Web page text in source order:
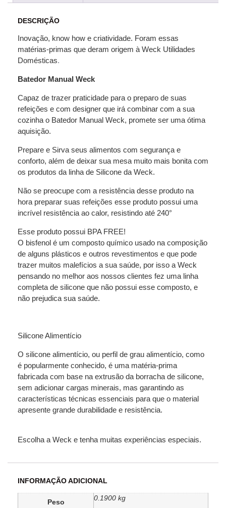
DESCRIÇÃO
Inovação, know how e criatividade. Foram essas
matérias-primas que deram origem à Weck Utilidades
Domésticas.
Batedor Manual Weck
Capaz de trazer praticidade para o preparo de suas
refeições e com designer que irá combinar com a sua
cozinha o Batedor Manual Weck, promete ser uma ótima
aquisição.
Prepare e Sirva seus alimentos com segurança e
conforto, além de deixar sua mesa muito mais bonita com
os produtos da linha de Silicone da Weck.
Não se preocupe com a resistência desse produto na
hora preparar suas refeições esse produto possui uma
incrível resistência ao calor, resistindo até 240°
Esse produto possui BPA FREE!
O bisfenol é um composto químico usado na composição
de alguns plásticos e outros revestimentos e que pode
trazer muitos malefícios a sua saúde, por isso a Weck
pensando no melhor aos nossos clientes fez uma linha
completa de silicone que não possui esse composto, e
não prejudica sua saúde.
Silicone Alimentício
O silicone alimentício, ou perfil de grau alimentício, como
é popularmente conhecido, é uma matéria-prima
fabricada com base na extrusão da borracha de silicone,
sem adicionar cargas minerais, mas garantindo as
características técnicas essenciais para que o material
apresente grande durabilidade e resistência.
Escolha a Weck e tenha muitas experiências especiais.
INFORMAÇÃO ADICIONAL
Peso
0.1900 kg